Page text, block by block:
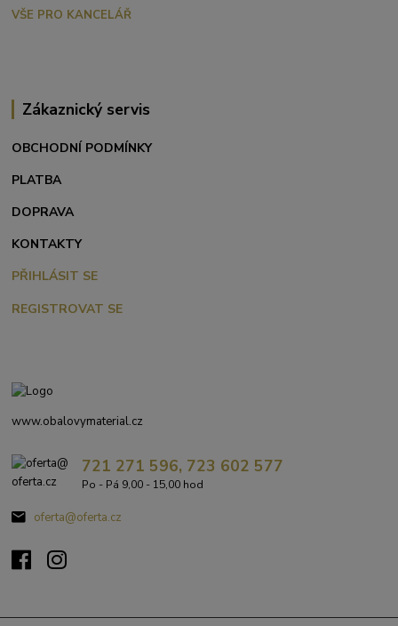
VŠE PRO KANCELÁŘ
Zákaznický servis
OBCHODNÍ PODMÍNKY
PLATBA
DOPRAVA
KONTAKTY
PŘIHLÁSIT SE
REGISTROVAT SE
www.obalovymaterial.cz
721 271 596, 723 602 577
Po - Pá 9,00 - 15,00 hod
oferta@oferta.cz